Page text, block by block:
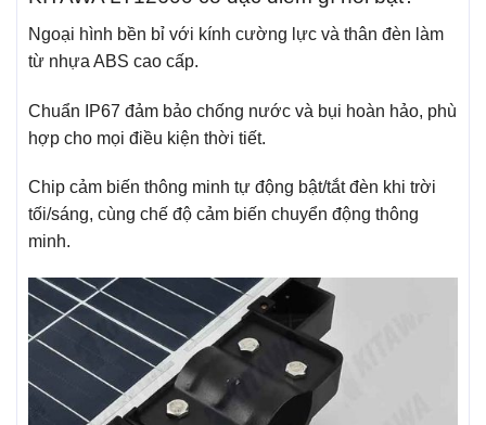
Ngoại hình bền bỉ với kính cường lực và thân đèn làm
từ nhựa ABS cao cấp.
Chuẩn IP67 đảm bảo chống nước và bụi hoàn hảo, phù
hợp cho mọi điều kiện thời tiết.
Chip cảm biến thông minh tự động bật/tắt đèn khi trời
tối/sáng, cùng chế độ cảm biến chuyển động thông
minh.